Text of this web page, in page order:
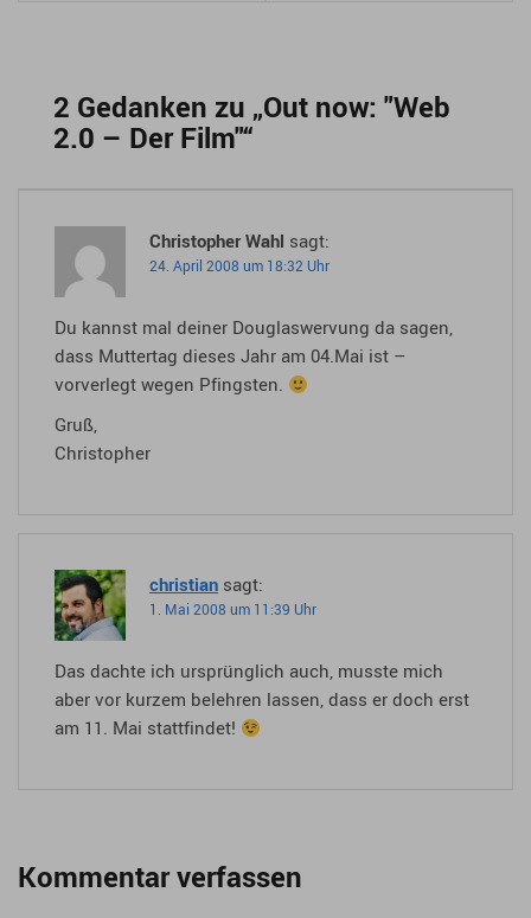
2 Gedanken zu „Out now: "Web
2.0 – Der Film"“
Christopher Wahl sagt:
24. April 2008 um 18:32 Uhr
Du kannst mal deiner Douglaswervung da sagen,
dass Muttertag dieses Jahr am 04.Mai ist –
vorverlegt wegen Pfingsten.
Gruß,
Christopher
christian sagt:
1. Mai 2008 um 11:39 Uhr
Das dachte ich ursprünglich auch, musste mich
aber vor kurzem belehren lassen, dass er doch erst
am 11. Mai stattfindet!
Kommentar verfassen